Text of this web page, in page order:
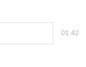
01:42